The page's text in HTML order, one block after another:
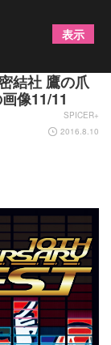
で『鷹の
結社 鷹の爪
像11/11
SPICER+
2016.8.10
表示